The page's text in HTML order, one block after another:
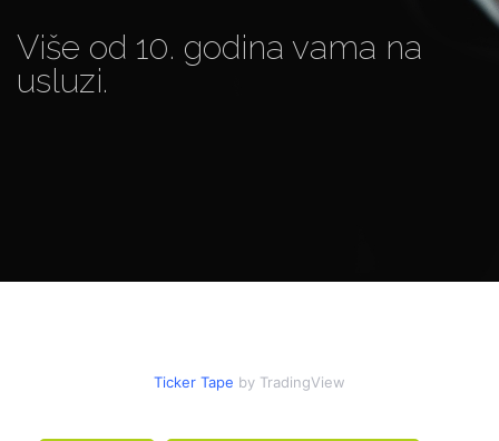
Više od 10. godina vama na
usluzi.
Ticker Tape by TradingView